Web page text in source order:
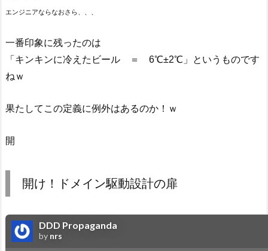
エンジニアならなおさら、、、
一番印象に残ったのは
「キンキンに冷えたビール ＝ 6℃±2℃」というものです
ねｗ
果たしてこの定義に例外はあるのか！ｗ
開
開け！ドメイン駆動設計の扉